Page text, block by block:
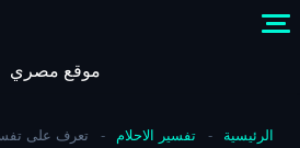
موقع مصري
الرئيسية - تفسير الاحلام -
تعرف على